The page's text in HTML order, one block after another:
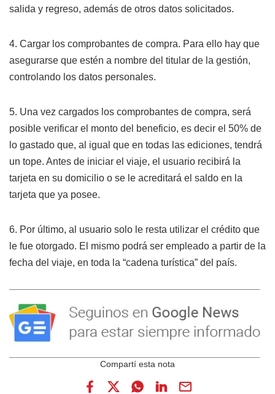
salida y regreso, además de otros datos solicitados.
4. Cargar los comprobantes de compra. Para ello hay que
asegurarse que estén a nombre del titular de la gestión,
controlando los datos personales.
5. Una vez cargados los comprobantes de compra, será
posible verificar el monto del beneficio, es decir el 50% de
lo gastado que, al igual que en todas las ediciones, tendrá
un tope. Antes de iniciar el viaje, el usuario recibirá la
tarjeta en su domicilio o se le acreditará el saldo en la
tarjeta que ya posee.
6. Por último, al usuario solo le resta utilizar el crédito que
le fue otorgado. El mismo podrá ser empleado a partir de la
fecha del viaje, en toda la “cadena turística” del país.